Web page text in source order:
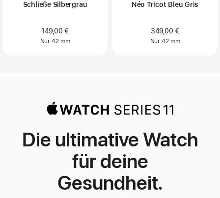
Schließe Silbergrau
149,00 €
Nur 42 mm
Néo Tricot Bleu Gris
349,00 €
Nur 42 mm
Die ultimative Watch
für deine
Gesundheit.